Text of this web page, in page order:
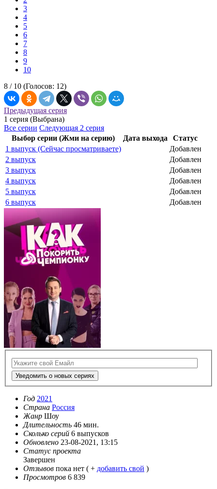
3
4
5
6
7
8
9
10
8 / 10 (Голосов: 12)
Предыдущая серия
1 серия (Выбрана)
Все серии Следующая 2 серия
Выбор серии (Жми на серию)
Дата выхода
Статус
1 выпуск (Сейчас просматриваете)
Добавлен
2 выпуск
Добавлен
3 выпуск
Добавлен
4 выпуск
Добавлен
5 выпуск
Добавлен
6 выпуск
Добавлен
Уведомить о новых сериях
Год 2021
Страна Россия
Жанр Шоу
Длительность 46 мин.
Сколько серий 6 выпусков
Обновлено 23-08-2021, 13:15
Статус проекта
Завершен
Отзывов пока нет ( + добавить свой )
Просмотров 6 839